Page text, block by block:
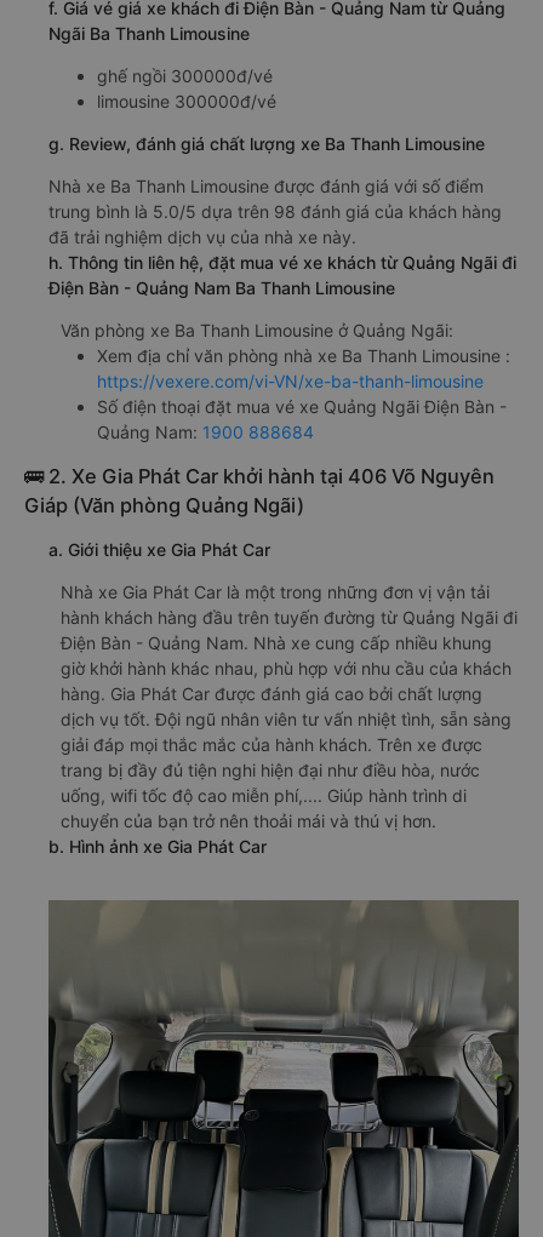
f. Giá vé giá xe khách đi Điện Bàn - Quảng Nam từ Quảng
Ngãi Ba Thanh Limousine
ghế ngồi 300000đ/vé
limousine 300000đ/vé
g. Review, đánh giá chất lượng xe Ba Thanh Limousine
Nhà xe Ba Thanh Limousine được đánh giá với số điểm
trung bình là 5.0/5 dựa trên 98 đánh giá của khách hàng
đã trải nghiệm dịch vụ của nhà xe này.
h. Thông tin liên hệ, đặt mua vé xe khách từ Quảng Ngãi đi
Điện Bàn - Quảng Nam Ba Thanh Limousine
Văn phòng xe Ba Thanh Limousine ở Quảng Ngãi:
Xem địa chỉ văn phòng nhà xe Ba Thanh Limousine :
https://vexere.com/vi-VN/xe-ba-thanh-limousine
Số điện thoại đặt mua vé xe Quảng Ngãi Điện Bàn -
Quảng Nam: 1900 888684
🚌 2. Xe Gia Phát Car khởi hành tại 406 Võ Nguyên
Giáp (Văn phòng Quảng Ngãi)
a. Giới thiệu xe Gia Phát Car
Nhà xe Gia Phát Car là một trong những đơn vị vận tải
hành khách hàng đầu trên tuyến đường từ Quảng Ngãi đi
Điện Bàn - Quảng Nam. Nhà xe cung cấp nhiều khung
giờ khởi hành khác nhau, phù hợp với nhu cầu của khách
hàng. Gia Phát Car được đánh giá cao bởi chất lượng
dịch vụ tốt. Đội ngũ nhân viên tư vấn nhiệt tình, sẵn sàng
giải đáp mọi thắc mắc của hành khách. Trên xe được
trang bị đầy đủ tiện nghi hiện đại như điều hòa, nước
uống, wifi tốc độ cao miễn phí,.... Giúp hành trình di
chuyển của bạn trở nên thoải mái và thú vị hơn.
b. Hình ảnh xe Gia Phát Car